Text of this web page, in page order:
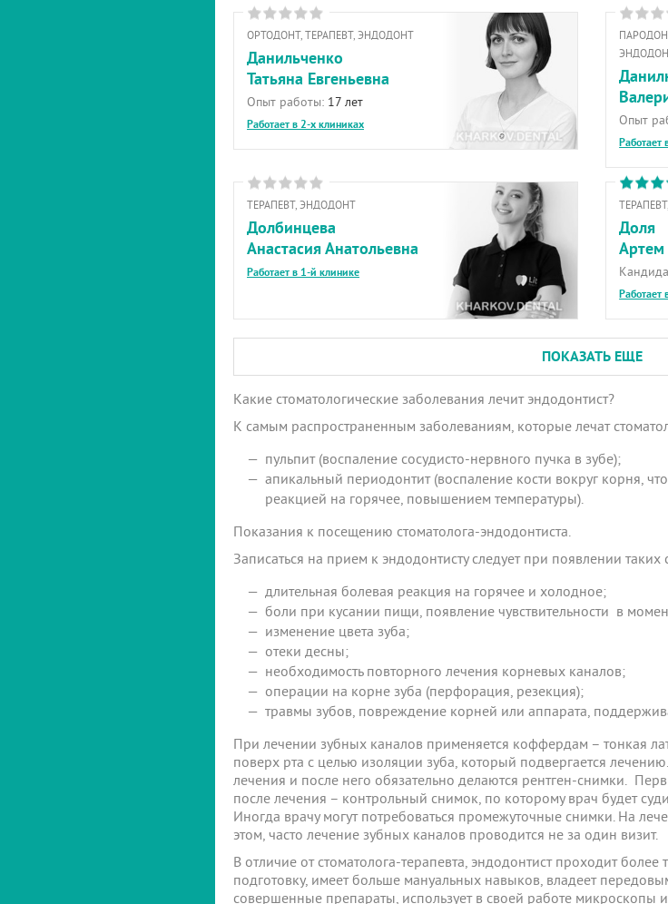
ОРТОДОНТ, ТЕРАПЕВТ, ЭНДОДОНТ
Данильченко
Татьяна Евгеньевна
Опыт работы: 17 лет
Работает в 2-х клиниках Опыт
Работает
ТЕРАПЕВТ, ЭНДОДОНТ
Долбинцева
Анастасия Анатольевна
Работает в 1-й клинике
Доля
Артем
Работает
ПОКАЗАТЬ ЕЩЕ
Какие стоматологические заболевания лечит эндодонтист?
К самым распространенным заболеваниям, которые лечат
пульпит (воспаление сосудисто-нервного пучка в зубе);
апикальный периодонтит (воспаление кости вокруг корня,
реакцией на горячее, повышением температуры).
Показания к посещению стоматолога-эндодонтиста.
Записаться на прием к эндодонтисту следует при появлении таких
длительная болевая реакция на горячее и холодное;
боли при кусании пищи, появление чувствительности в
изменение цвета зуба;
отеки десны;
необходимость повторного лечения корневых каналов;
операции на корне зуба (перфорация, резекция);
травмы зубов, повреждение корней или аппарата,
При лечении зубных каналов применяется коффердам – тонкая
поверх рта с целью изоляции зуба, который подвергается
лечения и после него обязательно делаются рентген-снимки.
после лечения – контрольный снимок, по которому врач будет
Иногда врачу могут потребоваться промежуточные снимки. На
этом, часто лечение зубных каналов проводится не за один визит.
В отличие от стоматолога-терапевта, эндодонтист проходит
подготовку, имеет больше мануальных навыков, владеет
совершенные препараты, использует в своей работе микроскопы